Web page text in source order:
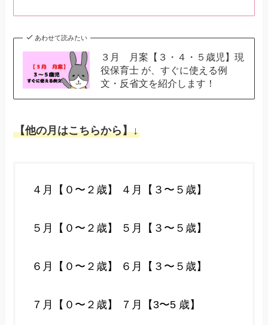
あわせて読みたい
３月 月案【３・４・５歳児】現
役保育士 が、すぐに使える例
文・反省文を紹介します！
【他の月はこちらから】↓
４月【０〜２歳】 ４月【３〜５歳】
５月【０〜２歳】 ５月【３〜５歳】
６月【０〜２歳】 ６月【３〜５歳】
７月【０〜２歳】 ７月【3〜5 歳】